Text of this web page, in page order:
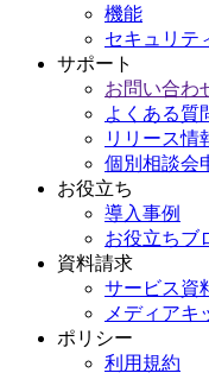
機能
セキュリテ
サポート
お問い合わ
よくある質
リリース情
個別相談会
お役立ち
導入事例
お役立ちブ
資料請求
サービス資
メディアキ
ポリシー
利用規約